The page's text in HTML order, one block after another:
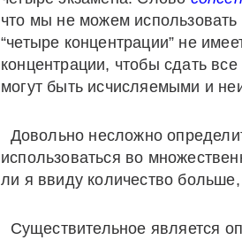
что мы не можем
“четыре концентрации” не
концентрации, чтобы сдать
могут быть исчисляемыми и
Довольно несложно
использоваться во
ли я ввиду количество
Существительное является